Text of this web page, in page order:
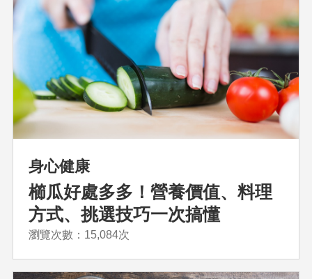
身心健康
櫛瓜好處多多！營養價值、料理
方式、挑選技巧一次搞懂
瀏覽次數：15,084次